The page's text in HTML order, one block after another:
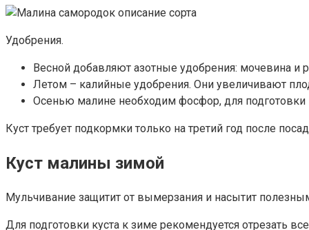
Удобрения.
Весной добавляют азотные удобрения: мочевина и
Летом – калийные удобрения. Они увеличивают
Осенью малине необходим фосфор, для подготовки
Куст требует подкормки только на третий год после
Куст малины зимой
Мульчивание защитит от вымерзания и насытит
Для подготовки куста к зиме рекомендуется отрезать